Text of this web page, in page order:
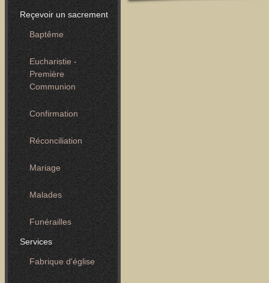
Reçevoir un sacrement
Baptême
Eucharistie -
Première
Communion
Confirmation
Réconciliation
Mariage
Malades
Funérailles
Services
Fabrique d'église